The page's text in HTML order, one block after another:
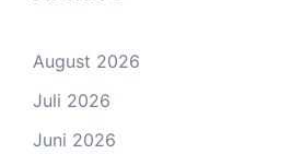
August 2026
Juli 2026
Juni 2026